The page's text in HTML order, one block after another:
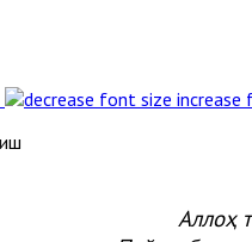
increase
Аллоҳ